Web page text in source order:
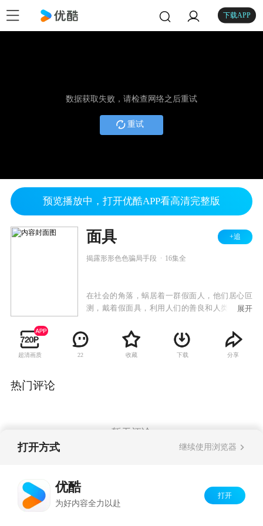
下载APP
数据获取失败，请检查网络之后重试
重试
预览播放中，打开优酷APP看高清完整版
面具 +追
揭露形形色色骗局手段 16集全
在社会的角落，蜗居着一群假面人，他们居心叵
测，戴着假面具，利用人们的善良和人类身身的
了形形色色的骗局，严重地危害了社会稳定和侵
犯了广大民众的利益。本剧采用系列剧的形式，
描术了8个不同类型的骗局故事，通过地骗局进行
展开
超清画质 22 收藏 下载 分享
热门评论
暂无评论
打开方式 继续使用浏览器
优酷
为好内容全力以赴
打开